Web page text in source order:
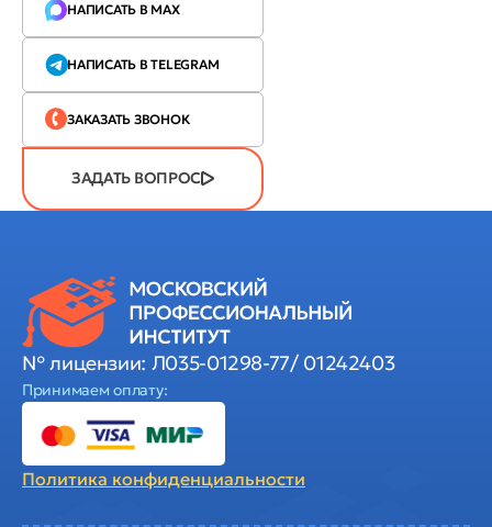
НАПИСАТЬ В MAX
НАПИСАТЬ В TELEGRAM
ЗАКАЗАТЬ ЗВОНОК
ЗАДАТЬ ВОПРОС
№ лицензии: Л035-01298-77/ 01242403
Принимаем оплату:
Политика конфиденциальности